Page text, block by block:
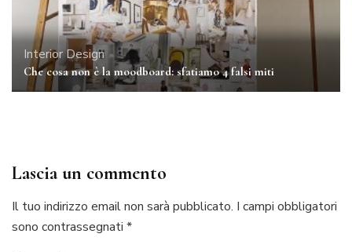
Interior Design
Che cosa non è la moodboard: sfatiamo 4 falsi miti
Lascia un commento
Il tuo indirizzo email non sarà pubblicato. I campi obbligatori
sono contrassegnati *